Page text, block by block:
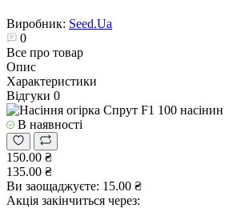
Виробник: Seed.Ua
0
Все про товар
Опис
Характеристики
Відгуки 0
В наявності
150.00 ₴
135.00 ₴
Ви заощаджуєте: 15.00 ₴
Акція закінчиться через: